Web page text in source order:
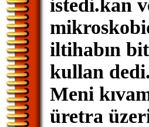
istedi.kan
iltihabın
kullan dedi.
Meni
üretra